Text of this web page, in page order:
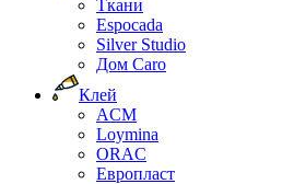
Ткани
Espocada
Silver Studio
Дом Caro
Клей
ACM
Loymina
ORAC
Европласт